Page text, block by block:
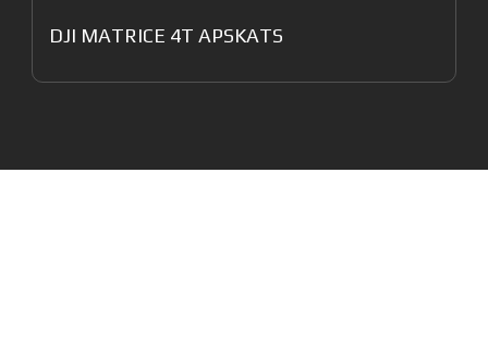
DJI MATRICE 4T // 4E